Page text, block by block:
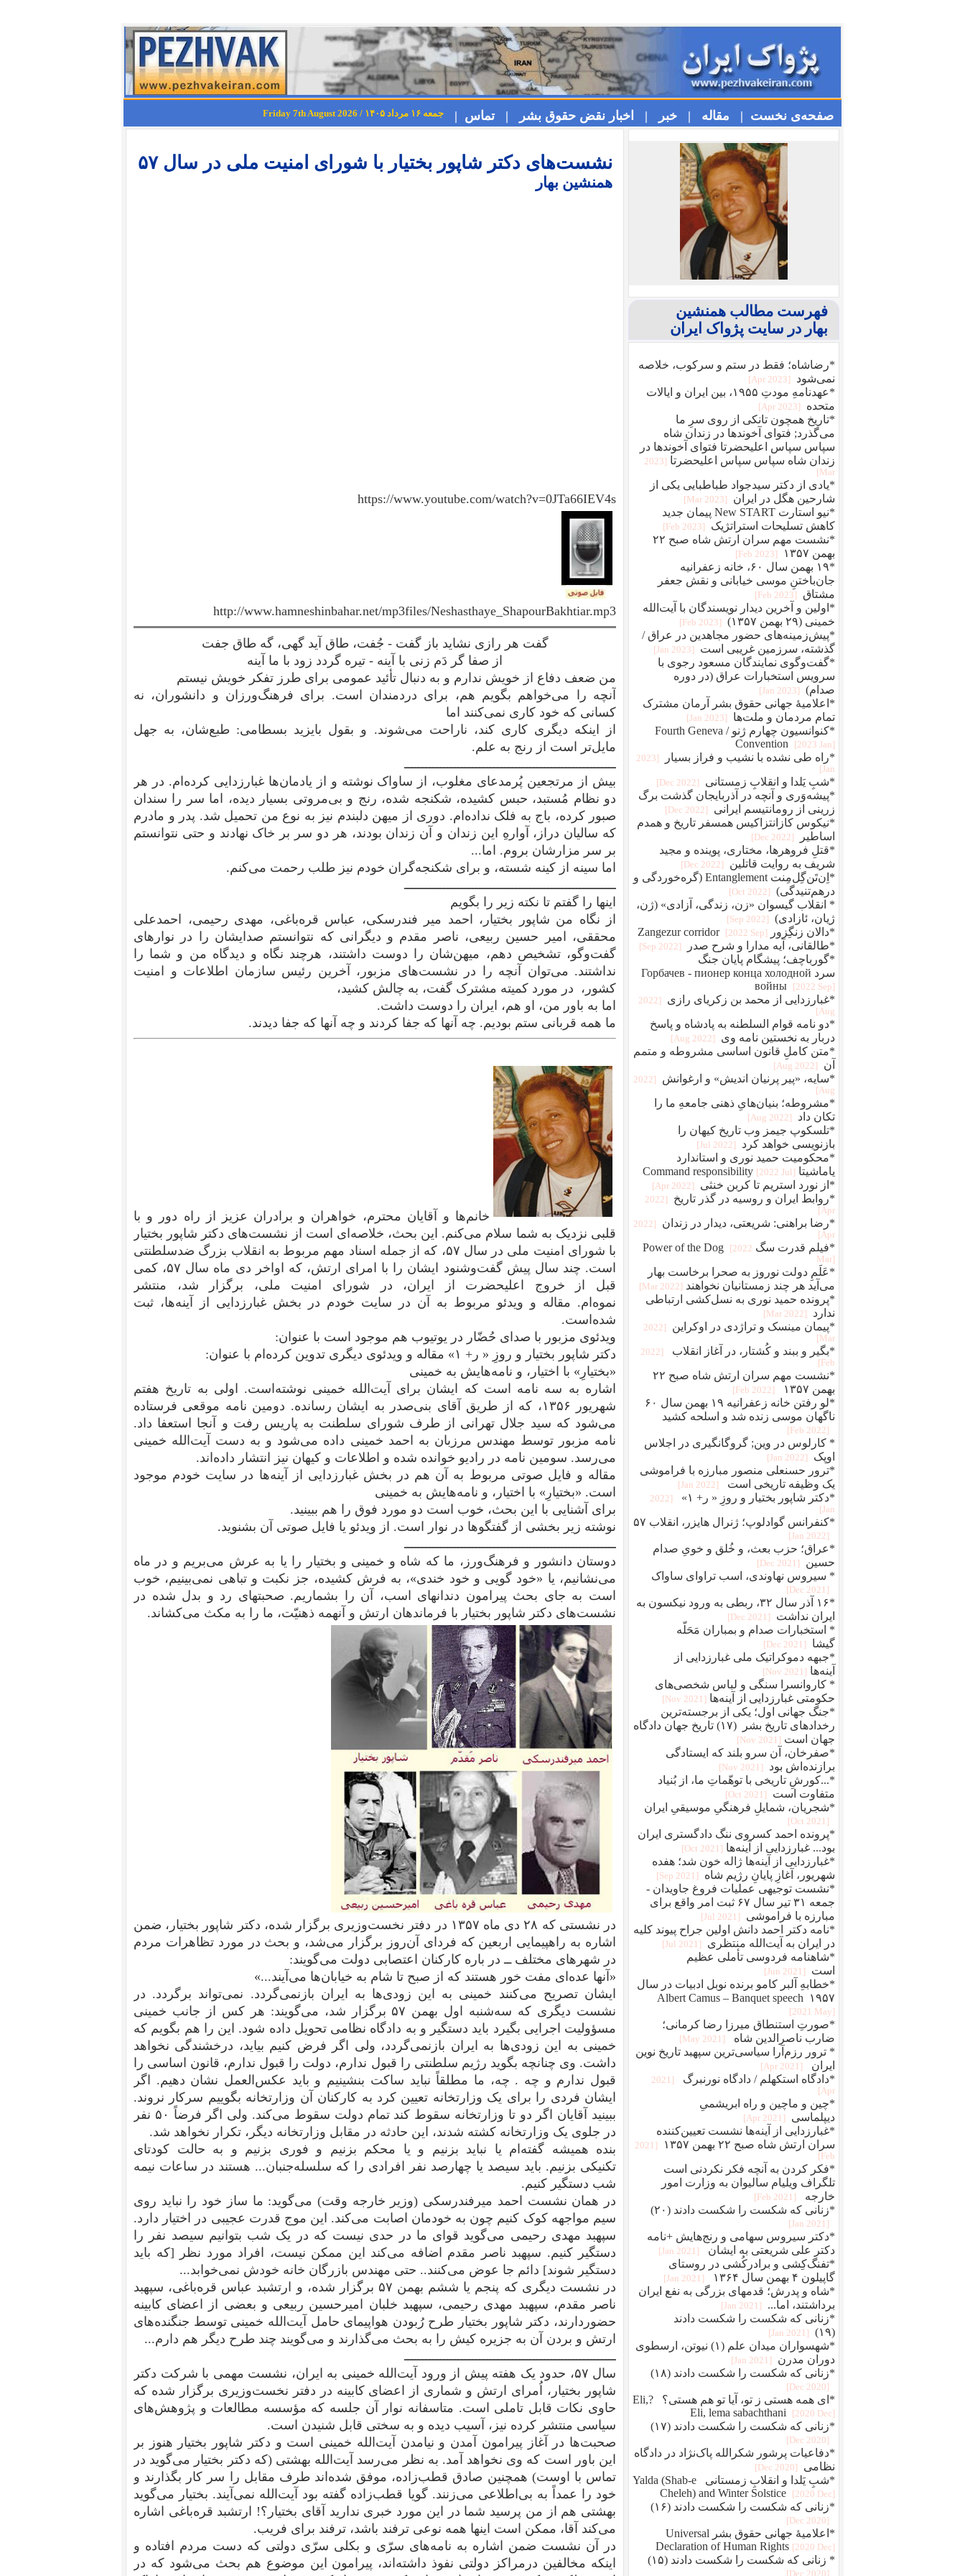
صفحه‌ی نخست | مقاله | خبر | اخبار نقض حقوق بشر | تماس | جمعه ۱۶ مرداد ۱۴۰۵ / Friday 7th August 2026
نشست‌های دکتر شاپور بختیار با شورای امنیت ملی در سال ۵۷
همنشین بهار
https://www.youtube.com/watch?v=0JTa66IEV4s
http://www.hamneshinbahar.net/mp3files/Neshasthaye_ShapourBakhtiar.mp3
گفت هر رازی نشاید باز گفت - جُفت، طاق آید گهی، گه طاق جفت
از صفا گر دَم زنی با آینه - تیره گردد زود با ما آینه
من ضعف دفاع از خویش ندارم و به دنبال تأئید عمومی برای طرز تفکر خویش نیستم
آنچه را می‌خواهم بگویم هم، برای دردمندان است. برای فرهنگ‌ورزان و دانشوران، نه
کسانی که خود کاری نمی‌کنند اما
از اینکه دیگری کاری کند، ناراحت می‌شوند. و بقول بایزید بسطامی: طبع‌شان، به جهل
مایل‌تر است از رنج به علم.
ـــــــــــــــــــــــــــــــــــــــــــــــــــــــــــ
بیش از مرتجعین پُرمدعای مغلوب، از ساواک نوشته و از یادمان‌ها غبارزدایی کرده‌ام. در هر
دو نظام مُستبد، حبس کشیده، شکنجه شده، رنج و بی‌مروتی بسیار دیده‌، اما سر را سندان
صبور کرده، باج به فلک نداده‌ام. دوری از میهن دلبندم نیز به نوع من تحمیل شد. پدر و مادرم
که سالیان دراز، آوارهِ این زندان و آن زندان بودند، هر دو سر بر خاک نهادند و حتی نتوانستم
بر سر مزارشان بروم. اما...
اما سینه از کینه شسته، و برای شکنجه‌گران خودم نیز طلب رحمت می‌کنم.
ـــــــــــــــــــــــــــــــــــــــــــــــــــــــــــ
اینها را گفتم تا نکته زیر را بگویم
از نگاه من شاپور بختیار، احمد میر فندرسکی، عباس قره‌باغی، مهدی رحیمی، احمدعلی
محققی، امیر حسین ربیعی، ناصر مقدم و دیگرانی که نتوانستم صدایشان را در نوارهای
گفت‌و‌گو، تشخیص دهم، میهن‌شان را دوست داشتند، هرچند نگاه و دیدگاه من و شما را
نداشتند. می‌توان آنچه را در نشست‌های مزبور، آخرین رئیس سازمان اطلاعات و امنیت
کشور، در مورد کمیته مشترک گفت، به چالش کشید،
اما به باور من، او هم، ایران را دوست داشت.
ما همه قربانی ستم بودیم. چه آنها که جفا کردند و چه آنها که جفا دیدند.
خانم‌ها و آقایان محترم، خواهران و برادران عزیز از راه دور و با
قلبی نزدیک به شما سلام می‌کنم. این بحث، خلاصه‌ای است از نشست‌های دکتر شاپور بختیار
با شورای امنیت ملی در سال ۵۷، که از جمله اسناد مهم مربوط به انقلاب بزرگ ضدسلطنتی
است. چند سال پیش گفت‌و‌شنود ایشان را با امرای ارتش، که اواخر دی ماه سال ۵۷، کمی
قبل از خروج اعلیحضرت از ایران، در شورای امنیت ملی، برگزار شد، منتشر
نموه‌ام. مقاله و ویدئو مربوط به آن در سایت خودم در بخش غبارزدایی از آینه‌ها، ثبت
شده‌است.
ویدئوی مزبور با صدای حُضّار در یوتیوب هم موجود است با عنوان:
دکتر شاپور بختیار و روزِ « ر+ ۱»
مقاله و ویدئوی دیگری تدوین کرده‌ام با عنوان:
«بختیارِ» با اختیار، و نامه‌هایش به خمینی
اشاره به سه نامه است که ایشان برای آیت‌الله خمینی نوشته‌است. اولی به تاریخ هفتم
شهریور ۱۳۵۶، که از طریق آقای بنی‌صدر به ایشان رسانده‌. دومین نامه موقعی فرستاده
می‌شود که سید جلال تهرانی از طرف شورای سلطنت به پاریس رفت و آنجا استعفا داد.
نامه مزبور توسط مهندس مرزبان به احمد خمینی داده می‌شود و به دست آیت‌الله خمینی
می‌رسد. سومین نامه در رادیو خوانده شده و اطلاعات و کیهان نیز انتشار داده‌اند.
مقاله و فایل صوتی مربوط به آن هم در بخشغبارزدایی از آینه‌ها در سایت خودم موجود
است. «بختیارِ» با اختیار، و نامه‌هایش به خمینی
برای آشنایی با این بحث، خوب است دو مورد فوق را هم ببینید.
نوشته زیر بخشی از گفتگوها در نوار است. از ویدئو یا فایل صوتی آن بشنوید.
ـــــــــــــــــــــــــــــــــــــــــــــــــــــــــــ
دوستان دانشور و فرهنگ‌ورز، ما که شاه و خمینی و بختیار را یا به عرش می‌بریم و در ماه
می‌نشانیم، یا «خود گویی و خود خندی»، به فرش کشیده، جز نکبت و تباهی نمی‌بینیم، خوب
است به جای بحث پیرامون دندانهای اسب، آن را بشماریم. صحبتهای رد و بدل شده در
نشست‌های دکتر شاپور بختیار با فرماندهان ارتش و آنهمه ذهنیّت، ما را به مکث می‌کشاند.
در نشستی که ۲۸ دی ماه ۱۳۵۷ در دفتر نخست‌وزیری برگزار شده، دکتر شاپور بختیار، ضمن
اشاره به راهپیمایی اربعین که فردای آن‌روز برگزار می‌شد، و بحث در مورد تظاهرات مردم
در شهرهای مختلف ــ در باره کارکنان اعتصابی دولت می‌گویند:
«آنها عده‌ای مفت خور هستند که از صبح تا شام به خیابان‌ها می‌آیند...»
ایشان تصریح می‌کنند خمینی به این زودی‌ها به ایران بازنمی‌گردد. نمی‌تواند برگردد. در
نشست دیگری که سه‌شنبه اول بهمن ۵۷ برگزار شد، می‌گویند: هر کس از جانب خمینی
مسؤولیت اجرایی بگیرد باید دستگیر و به دادگاه نظامی تحویل داده شود. این را هم بگویم که
خمینی به این زودی‌ها به ایران بازنمی‌گردد، ولی اگر فرض کنیم بیاید، درخشندگی نخواهد
داشت. وی چنانچه بگوید رژیم سلطنتی را قبول ندارم، دولت را قبول ندارم، قانون اساسی را
قبول ندارم و چه . چه، ما مطلقاً نباید ساکت بنشینیم و باید عکس‌العمل نشان دهیم. اگر
ایشان فردی را برای یک وزارتخانه تعیین کرد به کارکنان آن وزارتخانه بگوییم سرکار نروند.
ببینید آقایان اگر دو تا وزارتخانه سقوط کند تمام دولت سقوط می‌کند. ولی اگر فرضاً ۵۰ نفر
در جلوی یک وزارتخانه کشته شدند، این حادثه در مقابل وزارتخانه دیگر، تکرار نخواهد شد.
بنده همیشه گفته‌ام یا نباید بزنیم و یا محکم بزنیم و فوری بزنیم و به حالت کودتای
تکنیکی بزنیم. باید سیصد یا چهارصد نفر افرادی را که سلسله‌جنبان...‌ هستند در ساعات نیمه
شب دستگیر کنیم.
در همان نشست احمد میرفندرسکی (وزیر خارجه وقت) می‌گوید: ما ساز خود را نباید روی
سیم مواجهه کوک کنیم چون به خودمان اصابت می‌کند. این موج قدرت عجیبی در اختیار دارد.
سپهبد مهدی رحیمی می‌گوید قوای ما در حدی نیست که در یک شب بتوانیم سیصد نفر را
دستگیر کنیم. سپهبد ناصر مقدم اضافه می‌کند این ممکن نیست، افراد مورد نظر [که باید
دستگیر شوند] دائم جا عوض می‌کنند.. حتی مهندس بازرگان خانه خودش نمی‌خوابد...
در نشست دیگری که پنجم یا ششم بهمن ۵۷ برگزار شده، و ارتشبد عباس قره‌باغی، سپهبد
ناصر مقدم، سپهبد مهدی رحیمی، سپهبد خلبان امیرحسین ربیعی و بعضی از اعضای کابینه
حضوردارند، دکتر شاپور بختیار طرح رُبودن هواپیمای حامل آیت‌الله خمینی توسط جنگنده‌های
ارتش و بردن آن به جزیره کیش را به بحث می‌گذارند و می‌گویند چند طرح دیگر هم دارم...
ـــــــــــــــــــــــــــــــــــــــــــــــــــــــــــ
سال ۵۷، حدود یک هفته پیش از ورود آیت‌الله خمینی به ایران، نشست مهمی با شرکت دکتر
شاپور بختیار، اُمرای ارتش و شماری از اعضای کابینه در دفتر نخست‌وزیری برگزار شده که
حاوی نکات قابل تاملی است. متاسفانه نوار آن جلسه که مؤسسه مطالعات و پژوهش‌های
سیاسی منتشر کرده نیز، آسیب دیده و به سختی قابل شنیدن است.
صحبت‌ها در آغاز پیرامون آمدن و نیامدن آیت‌الله خمینی است و دکتر شاپور بختیار هنوز بر
این باور است که وی نخواهد آمد. به نظر می‌رسد آیت‌الله بهشتی (که دکتر بختیار می‌گوید در
تماس با اوست) همچنین صادق قطب‌زاده، موفق شده‌اند طرف مقابل را سر کار بگذارند و
خود را عمداً به بی‌اطلاعی می‌زنند. گویا قطب‌زاده گفته بود آیت‌الله نمی‌آیند. بختیار می‌گوید
بهشتی هم از من پرسید شما در این مورد خبری ندارید آقای بختیار؟! ارتشبد قره‌باغی اشاره
می‌کند آقا، ممکن است اینها همه نوعی ترفند باشد، ترفند برای فریب.
در آن نشست ضمن اشاره به نامه‌های سرّی و بکلی سرّی دولتی که دست مردم افتاده و
اینکه مخالفین درمراکز دولتی نفوذ داشته‌اند، پیرامون این موضوع هم بحث می‌شود که در
فهرست مطالب همنشین
بهار در سایت پژواک ایران
*رضاشاه؛ فقط در ستم و سرکوب، خلاصه
نمی‌شود
[2023 Apr]
*عهدنامهِ مودتِ ۱۹۵۵، بین ایران و ایالات
متحده
[2023 Apr]
*تاریخ همچون تانکی از روی سرِ ما
می‌گذرد; فتوای آخوندها در زندان شاه
سپاس سپاس اعلیحضرتا فتوای آخوندها در
زندان شاه سپاس سپاس اعلیحضرتا
[2023
Mar]
*یادی از دکتر سیدجواد طباطبایی یکی از
شارحین هگل در ایران
[2023 Mar]
*نیو استارت New START پیمان جدید
کاهش تسلیحات استراتژیک
[2023 Feb]
*نشست مهم سران ارتش شاه صبح ۲۲
بهمن ۱۳۵۷
[2023 Feb]
*۱۹ بهمن سال ۶۰، خانه زعفرانیه
جان‌باختنِ موسی خیابانی و نقش جعفر
مشتاق
[2023 Feb]
*اولین و آخرین دیدار نویسندگان با آیت‌الله
خمینی (۲۹ بهمن ۱۳۵۷)
[2023 Feb]
*پیش‌زمینه‌های حضور مجاهدین در عراق /
گذشته، سرزمین غریبی است
[2023 Jan]
*گفت‌وگوی نمایندگان مسعود رجوی با
سرویس استخبارات عراق (در دوره
صدام)
[2023 Jan]
*اعلامیهٔ جهانی حقوق بشر آرمان مشترک
تمام مردمان و ملت‌ها
[2023 Jan]
*کنوانسیون چهارم ژنو / Fourth Geneva
Convention
[2023 Jan]
*راه طی نشده با نشیب و فراز بسیار
[2023
Jan]
*شبِ یَلدا و انقلابِ زمستانی [2022 Dec]
*پیشه‌وَری و آنچه در آذربایجان گذشت برگ
زرینی از رومانتیسم ایرانی
[2022 Dec]
*نیکوس کازانتزاکیس همسفر تاریخ و همدم
اساطیر
[2022 Dec]
*قتلِ فروهرها، مختاری، پوینده و مجید
شریف به روایت قاتلین
[2022 Dec]
*اِن‌تَن‌گِل‌مِنت Entanglement (گره‌خوردگی و
درهم‌تنیدگی)
[2022 Oct]
* انقلاب گیسوان «زن، زندگی، آزادی» (ژن،
ژیان، ئازادی)
[2022 Sep]
*دالان زنگِزور Zangezur corridor [2022 Sep]
*طالقانی، آیه مدارا و شرح صدر [2022 Sep]
*گورباچف؛ پیشگام پایان جنگ
سرد Горбачев - пионер конца холодной
войны
[2022 Sep]
*غبارزدایی از محمد بن زکریای رازی
[2022
Aug]
*دو نامه قوام‌ السلطنه به پادشاه و پاسخ
دربار به نخستین نامه وی
[2022 Aug]
*متن کاملِ قانون اساسی مشروطه و متمم
آن
[2022 Aug]
*سایه، «پیر پرنیان اندیش» و ارغوانش
[2022
Aug]
*مشروطه؛ بنیان‌هایِ ذهنی جامعهِ ما را
تکان داد
[2022 Aug]
*تلسکوپ جیمز وب تاریخ کیهان را
بازنویسی خواهد کرد
[2022 Jul]
*محکومیت حمید نوری و استاندارد
یاماشیتا Command responsibility [2022 Jul]
*از نورد استریم تا کربن خنثی [2022 Apr]
*روابط ایران و روسیه در گذر تاریخ
[2022
Apr]
*رضا براهنی: شریعتی، دیدار در زندان
[2022
Apr]
*فیلم قدرت سگ Power of the Dog [2022
Mar]
*عَلَمِ دولت نوروز به صحرا برخاست بهار
می‌آید هر چند زمستانیان نخواهند [2022 Mar]
*پرونده حمید نوری به نسل‌کشی ارتباطی
ندارد
[2022 Mar]
*پیمان مینسک و تراژدی در اوکراین
[2022
Mar]
*بگير و ببند و کُشتار، در آغاز انقلاب
[2022
Feb]
*نشست مهم سران ارتش شاه صبح ۲۲
بهمن ۱۳۵۷
[2022 Feb]
*لو رفتن خانه زعفرانیه ۱۹ بهمن سال ۶۰
ناگهان موسی زنده شد و اسلحه کشید
[2022 Feb]
* کارلوس در وین; گروگانگیری در اجلاس
اوپک
[2022 Jan]
*ترور حسنعلی منصور مبارزه با فراموشی
یک وظیفه تاریخی است
[2022 Jan]
*دکتر شاپور بختیار و روزِ « ر+ ۱»
[2022
Jan]
*کنفرانس گوادلوپ؛ ژنرال هایزر، انقلاب ۵۷
[2022 Jan]
*عراق؛ حزب بعث، و خُلق‌ و‌ خویِ صدام
حسین
[2021 Dec]
* سیروس نهاوندی، اسب تراوای ساواک
[2021 Dec]
*۱۶ آذر سال ۳۲، ربطی به ورود نیکسون به
ایران نداشت
[2021 Dec]
* استخبارات صدام و بمباران مَحَلّه
گیشا
[2021 Dec]
*جبهه دموکراتیک ملی غبارزدایی از
آینه‌ها [2021 Nov]
* کاروانسرا سنگی و لباس شخصی‌های
حکومتی غبارزدایی از آینه‌ها [2021 Nov]
*جنگ جهانی اول؛ یکی از برجسته‌ترین
رخدادهای تاریخ بشر (۱۷) تاریخ جهان دادگاه
جهان است [2021 Nov]
*صفرخان، آن سرو بلند که ایستادگی
برازنده‌اش بود
[2021 Nov]
*...کورشِ تاریخی با توهّماتِ ما، از بُنیاد
متفاوت است
[2021 Oct]
*شجریان، شمایلِ فرهنگیِ موسیقیِ ایران
[2021 Oct]
*پرونده احمد کسروی ننگ دادگستری ایران
بود... غبارزدایی از آینه‌ها [2021 Oct]
*غبارزدایی از آینه‌ها ژاله خون شد؛ هفده
شهریور، آغازِ پایانِ رژیم شاه
[2021 Sep]
*نشست توجیهی عملیات فروغ جاویدان -
جمعه ۳۱ تیر سال ۶۷ ثبت امر واقع برای
مبارزه با فراموشی
[2021 Jul]
*نامه دکتر احمد دانش اولین جراح پیوند کلیه
در ایران به آیت‌الله منتظری
[2021 Jul]
*شاهنامه فردوسی تأملی عظیم
است
[2021 Jun]
*خطابهِ آلبر کامو برنده نوبل ادبیات در سال
۱۹۵۷ Albert Camus – Banquet speech
[2021 May]
*صورتِ استنطاق میرزا رضا کرمانی؛
ضارب ناصرالدین شاه
[2021 May]
* ترور رزم‌آرا سیاسی‌ترین سپهبد تاریخ نوین
ایران
[2021 Apr]
*دادگاه استکهلم / دادگاه نورنبرگ
[2021
Apr]
*چین و ماچین و راه ابريشمیِ
ديپلماسی
[2021 Apr]
*غبارزدایی از آینه‌ها نشست تعیین‌کننده
سران ارتش شاه صبح ۲۲ بهمن ۱۳۵۷
[2021
Feb]
*فکر کردن به آنچه فکر نکردنی است
تلگراف ویلیام سالیوان به وزارت امور
خارجه
[2021 Feb]
*زنانی که شکست را شکست دادند (۲۰)
[2021 Jan]
*دکتر سیروس سهامی و رنج‌هایش +نامه
دکتر علی شریعتی به ایشان
[2021 Jan]
*تفنگ‌کِشی و برادرکُشی در روستای
گاپیلون ۴ بهمن سال ۱۳۶۴
[2021 Jan]
*شاه و پدرش؛ قدمهای بزرگی به نفع ایران
برداشتند، اما...
[2021 Jan]
*زنانی که شکست را شکست دادند
(۱۹)
[2021 Jan]
*شهسواران میدان علم (۱) نیوتن، ارسطوی
دوران مدرن
[2021 Jan]
*زنانی که شکست را شکست دادند (۱۸)
[2020 Dec]
*ای همه هستی ز تو، آیا تو هم هستی؟ ?Eli,
Eli, lema sabachthani
[2020 Dec]
*زنانی که شکست را شکست دادند (۱۷)
[2020 Dec]
*دفاعيات پرشور شکرالله پاک‌نژاد در دادگاه
نظامی
[2020 Dec]
*شبِ یَلدا و انقلابِ زمستانی Yalda (Shab-e
Cheleh) and Winter Solstice
[2020 Dec]
*زنانی که شکست را شکست دادند (۱۶)
[2020 Dec]
*اعلامیهٔ جهانی حقوق بشر Universal
Declaration of Human Rights [2020 Dec]
* زنانی که شکست را شکست دادند (۱۵)
[2020 Dec]